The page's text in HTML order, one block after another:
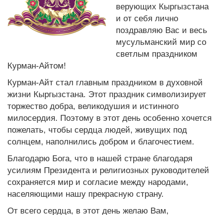
верующих Кыргызстана
и от себя лично
поздравляю Вас и весь
мусульманский мир со
светлым праздником
Курман-Айтом!
Курман-Айт стал главным праздником в духовной
жизни Кыргызстана. Этот праздник символизирует
торжество добра, великодушия и истинного
милосердия. Поэтому в этот день особенно хочется
пожелать, чтобы сердца людей, живущих под
солнцем, наполнились добром и благочестием.
Благодарю Бога, что в нашей стране благодаря
усилиям Президента и религиозных руководителей
сохраняется мир и согласие между народами,
населяющими нашу прекрасную страну.
От всего сердца, в этот день желаю Вам,